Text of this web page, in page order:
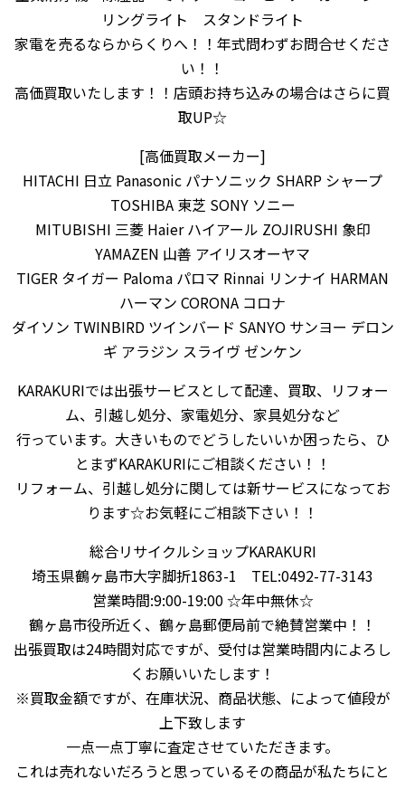
リングライト スタンドライト
家電を売るならからくりへ！！年式問わずお問合せくださ
い！！
高価買取いたします！！店頭お持ち込みの場合はさらに買
取UP☆
[高価買取メーカー]
HITACHI 日立 Panasonic パナソニック SHARP シャープ
TOSHIBA 東芝 SONY ソニー
MITUBISHI 三菱 Haier ハイアール ZOJIRUSHI 象印
YAMAZEN 山善 アイリスオーヤマ
TIGER タイガー Paloma パロマ Rinnai リンナイ HARMAN
ハーマン CORONA コロナ
ダイソン TWINBIRD ツインバード SANYO サンヨー デロン
ギ アラジン スライヴ ゼンケン
KARAKURIでは出張サービスとして配達、買取、リフォー
ム、引越し処分、家電処分、家具処分など
行っています。大きいものでどうしたいいか困ったら、ひ
とまずKARAKURIにご相談ください！！
リフォーム、引越し処分に関しては新サービスになってお
ります☆お気軽にご相談下さい！！
総合リサイクルショップKARAKURI
埼玉県鶴ヶ島市大字脚折1863-1 TEL:0492-77-3143
営業時間:9:00-19:00 ☆年中無休☆
鶴ヶ島市役所近く、鶴ヶ島郵便局前で絶賛営業中！！
出張買取は24時間対応ですが、受付は営業時間内によろし
くお願いいたします！
※買取金額ですが、在庫状況、商品状態、によって値段が
上下致します
一点一点丁寧に査定させていただきます。
これは売れないだろうと思っているその商品が私たちにと